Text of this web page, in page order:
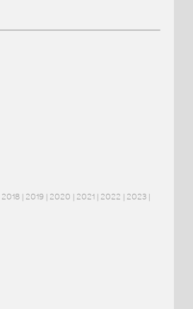
2018| 2019| 2020 | 2021| 2022 | 2023|